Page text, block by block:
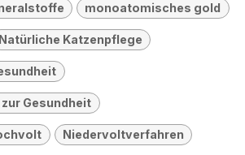
monoatomisches gold
Natürliche Katzenpflege
Gesundheit
Niedervoltverfahren